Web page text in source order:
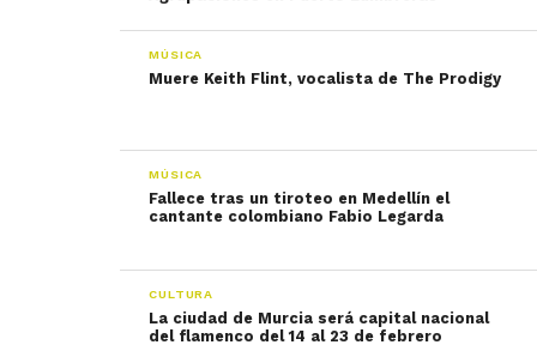
MÚSICA
Muere Keith Flint, vocalista de The Prodigy
MÚSICA
Fallece tras un tiroteo en Medellín el
cantante colombiano Fabio Legarda
CULTURA
La ciudad de Murcia será capital nacional
del flamenco del 14 al 23 de febrero